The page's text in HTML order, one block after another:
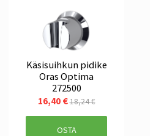
Käsisuihkun pidike
Oras Optima
272500
16,40 €18,24 €
OSTA